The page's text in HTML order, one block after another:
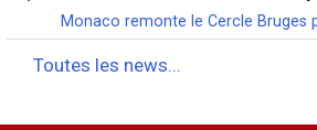
Monaco remonte le Cercle Bruges
Toutes les news...